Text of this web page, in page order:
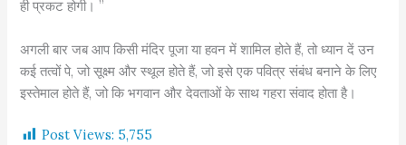
ही प्रकट होगी। ”
अगली बार जब आप किसी मंदिर पूजा या हवन में शामिल होते हैं, तो ध्यान दें उन
कई तत्वों पे, जो सूक्ष्म और स्थूल होते हैं, जो इसे एक पवित्र संबंध बनाने के लिए
इस्तेमाल होते हैं, जो कि भगवान और देवताओं के साथ गहरा संवाद होता है।
Post Views: 5,755